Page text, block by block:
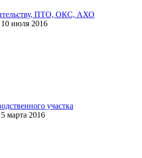
ПТО, ОКС, АХО
10 июля 2016
участка
5 марта 2016